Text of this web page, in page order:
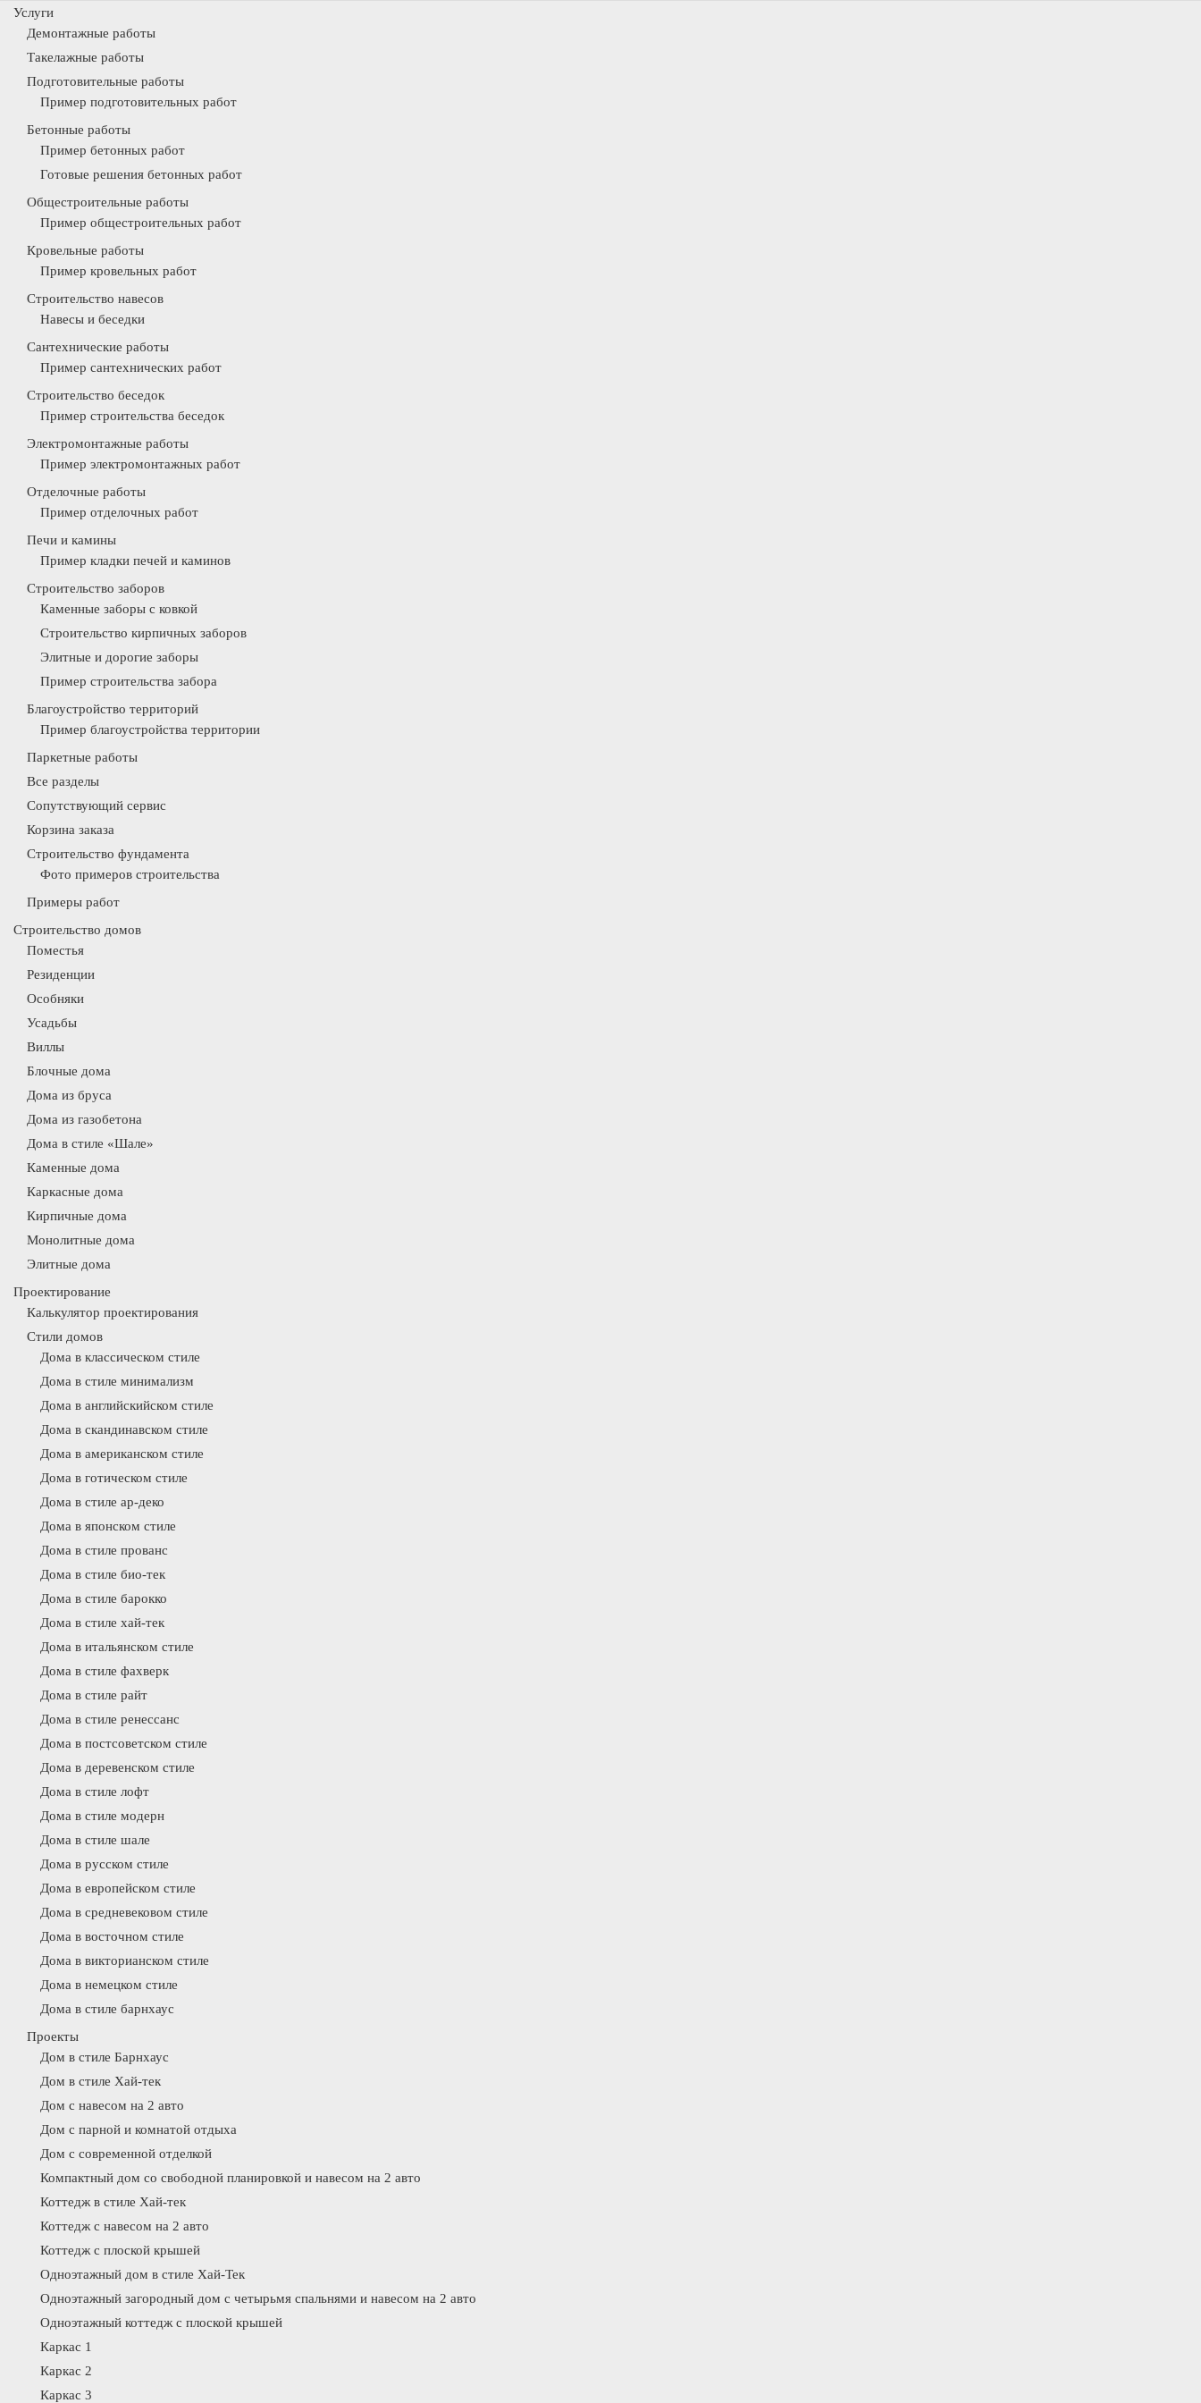
Услуги
Демонтажные работы
Такелажные работы
Подготовительные работы
Пример подготовительных работ
Бетонные работы
Пример бетонных работ
Готовые решения бетонных работ
Общестроительные работы
Пример общестроительных работ
Кровельные работы
Пример кровельных работ
Строительство навесов
Навесы и беседки
Сантехнические работы
Пример сантехнических работ
Строительство беседок
Пример строительства беседок
Электромонтажные работы
Пример электромонтажных работ
Отделочные работы
Пример отделочных работ
Печи и камины
Пример кладки печей и каминов
Строительство заборов
Каменные заборы с ковкой
Строительство кирпичных заборов
Элитные и дорогие заборы
Пример строительства забора
Благоустройство территорий
Пример благоустройства территории
Паркетные работы
Все разделы
Сопутствующий сервис
Корзина заказа
Строительство фундамента
Фото примеров строительства
Примеры работ
Строительство домов
Поместья
Резиденции
Особняки
Усадьбы
Виллы
Блочные дома
Дома из бруса
Дома из газобетона
Дома в стиле «Шале»
Каменные дома
Каркасные дома
Кирпичные дома
Монолитные дома
Элитные дома
Проектирование
Калькулятор проектирования
Стили домов
Дома в классическом стиле
Дома в стиле минимализм
Дома в английскийском стиле
Дома в скандинавском стиле
Дома в американском стиле
Дома в готическом стиле
Дома в стиле ар-деко
Дома в японском стиле
Дома в стиле прованс
Дома в стиле био-тек
Дома в стиле барокко
Дома в стиле хай-тек
Дома в итальянском стиле
Дома в стиле фахверк
Дома в стиле райт
Дома в стиле ренессанс
Дома в постсоветском стиле
Дома в деревенском стиле
Дома в стиле лофт
Дома в стиле модерн
Дома в стиле шале
Дома в русском стиле
Дома в европейском стиле
Дома в средневековом стиле
Дома в восточном стиле
Дома в викторианском стиле
Дома в немецком стиле
Дома в стиле барнхаус
Проекты
Дом в стиле Барнхаус
Дом в стиле Хай-тек
Дом с навесом на 2 авто
Дом с парной и комнатой отдыха
Дом с современной отделкой
Компактный дом со свободной планировкой и навесом на 2 авто
Коттедж в стиле Хай-тек
Коттедж с навесом на 2 авто
Коттедж с плоской крышей
Одноэтажный дом в стиле Хай-Тек
Одноэтажный загородный дом с четырьмя спальнями и навесом на 2 авто
Одноэтажный коттедж с плоской крышей
Каркас 1
Каркас 2
Каркас 3